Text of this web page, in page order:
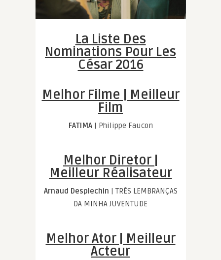
La Liste Des
Nominations Pour Les
César 2016
Melhor Filme | Meilleur
Film
FATIMA | Philippe Faucon
Melhor Diretor |
Meilleur Réalisateur
Arnaud Desplechin | TRÊS LEMBRANÇAS
DA MINHA JUVENTUDE
Melhor Ator | Meilleur
Acteur